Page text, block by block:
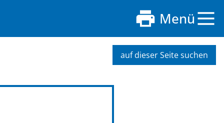
Menü
auf dieser Seite suchen